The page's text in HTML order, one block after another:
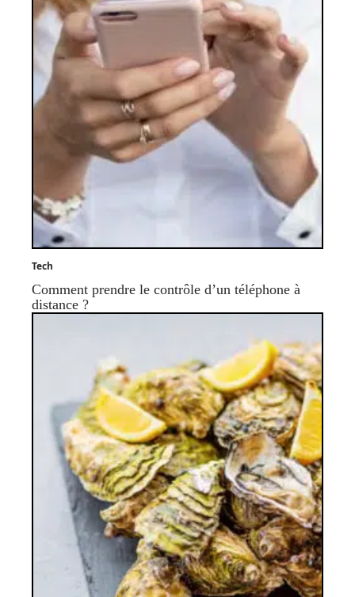
Tech
Comment prendre le contrôle d’un téléphone à
distance ?